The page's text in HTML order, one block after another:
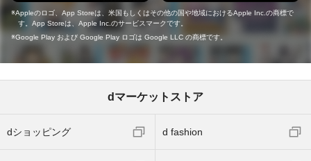
Appleのロゴ、App Storeは、米国もしくはその他の国や地域におけるApple Inc.の商標で
す。App Storeは、Apple Inc.のサービスマークです。
Google Play および Google Play ロゴは Google LLC の商標です。
dマーケットストア
dショッピング d fashion